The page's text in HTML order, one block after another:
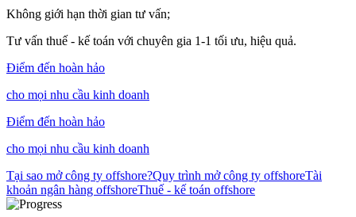
Không giới hạn thời gian tư vấn;
Tư vấn thuế - kế toán với chuyên gia 1-1 tối ưu, hiệu quả.
Điểm đến hoàn hảo
cho mọi nhu cầu kinh doanh
Điểm đến hoàn hảo
cho mọi nhu cầu kinh doanh
Tại sao mở công ty offshore?Quy trình mở công ty offshoreTài
khoản ngân hàng offshoreThuế - kế toán offshore